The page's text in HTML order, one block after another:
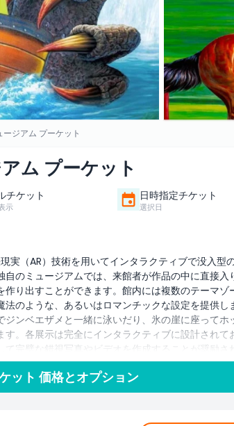
ジアム プーケット
ム プーケット
チケット
示
日時指定チケット
選択日
実（AR）技術を用いてインタラクティブで没入型
のミュージアムでは、来館者が作品の中に直接入
り出すことができます。館内には複数のテーマゾ
のような、あるいはロマンチックな設定を提供し
ンベエザメと一緒に泳いだり、氷の崖に座ってホ
。各展示は完全にインタラクティブに設計されて
完璧な錯視写真やビデオを作成することが奨励さ
ARトリックアイ・ミュージアム プーケットはアー
します。館内のあらゆる角が創造性を刺激し、来
しいソーシャルメディア用コンテンツを撮影する場
ット 価格とオプション